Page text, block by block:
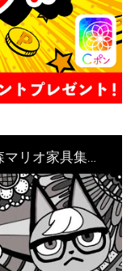
登録者１万人ありがとう！あつ森マリオ家具集め！